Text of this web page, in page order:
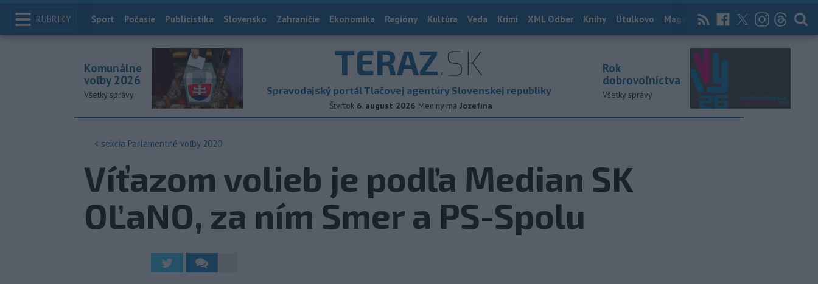
RUBRIKY Index
Šport Počasie Publicistika Slovensko Zahraničie Ekonomika Regióny Kultúra Veda Krimi XML Odber Knihy Útulkovo Magazín News Now Archív
TERAZ.SK
Spravodajský portál Tlačovej agentúry Slovenskej republiky
Štvrtok 6. august 2026 Meniny má Jozefína
Komunálne
voľby 2026
Všetky správy
Rok
dobrovoľníctva
Všetky správy
< sekcia Parlamentné voľby 2020
Víťazom volieb je podľa Median SK
OĽaNO, za ním Smer a PS-Spolu